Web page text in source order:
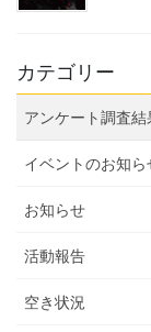
カテゴリー
アンケート調査結
イベントのお知ら
お知らせ
活動報告
空き状況